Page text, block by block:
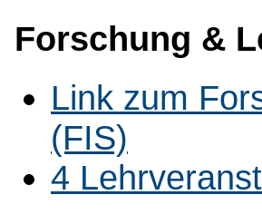
Forschung &
Link zum
(FIS)
4